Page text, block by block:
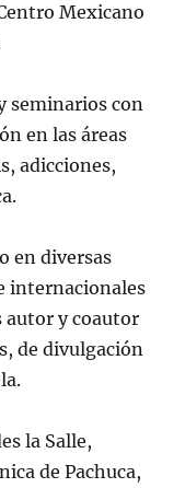
Mexicano
seminarios con
en las áreas
adicciones,
en diversas
internacionales
autor y coautor
de divulgación
la Salle,
de Pachuca,